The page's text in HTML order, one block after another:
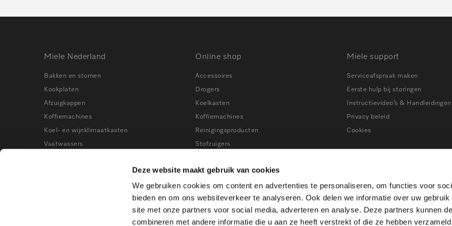
Deze website maakt gebruik van cookies
We gebruiken cookies om content en advertenties te personaliseren, om functies voor
bieden en om ons websiteverkeer te analyseren. Ook delen we informatie over uw gebruik
site met onze partners voor social media, adverteren en analyse. Deze partners kunnen
combineren met andere informatie die u aan ze heeft verstrekt of die ze hebben
Miele Nederland
Bakken en stomen
Kookplaten
Afzuigkappen
Koffiemachines
Koel- en wijnklimaatkasten
Vaatwassers
Online shop
Accessoires
Drogers
Koelkasten
Koffiemachines
Reinigingsproducten
Stofzuigers
Vaatwassers
Vrieskasten
Wasmachines
Wijnklimaatkasten
Miele support
Serviceafspraak maken
Eerste hulp bij storingen
Instructievideo’s & Handleidingen
Privacy beleid
Cookies